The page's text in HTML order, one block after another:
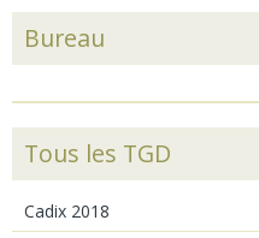
Bureau
Tous les TGD
Cadix 2018